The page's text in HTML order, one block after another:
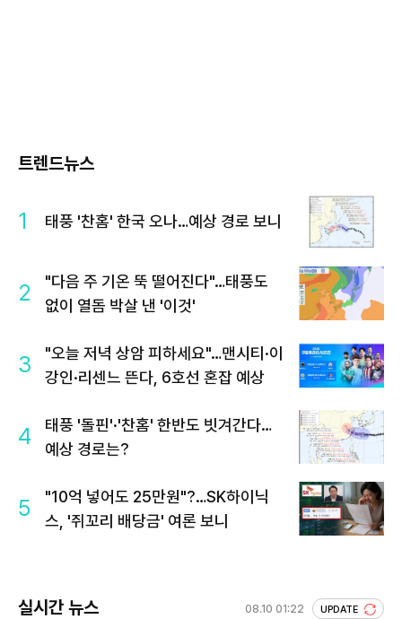
트렌드뉴스
1 태풍 '찬홈' 한국 오나…예상 경로 보니
2
"다음 주 기온 뚝 떨어진다"…태풍도
없이 열돔 박살 낸 '이것'
3
"오늘 저녁 상암 피하세요"…맨시티·이
강인·리센느 뜬다, 6호선 혼잡 예상
4
태풍 '돌핀'·'찬홈' 한반도 빗겨간다…
예상 경로는?
5
"10억 넣어도 25만원"?…SK하이닉
스, '쥐꼬리 배당금' 여론 보니
실시간 뉴스 08.10 01:22 UPDATE